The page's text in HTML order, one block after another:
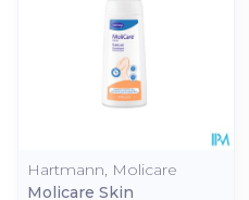
Hartmann, Molicare
Molicare Skin